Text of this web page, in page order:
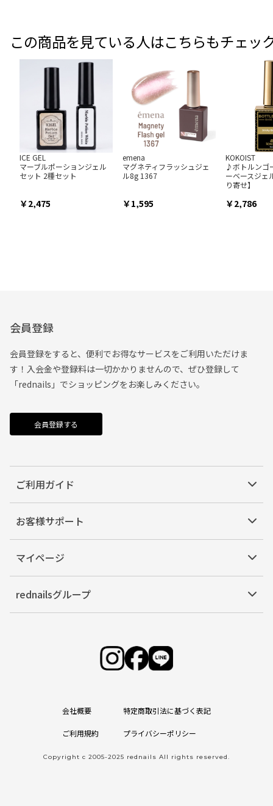
この商品を見ている人はこちらもチェッ
ICE GEL
マーブルポーションジェル
セット 2種セット
2,475
emena
マグネティフラッシュジェ
ル8g 1367
1,595
KOKOIST
♪ボトルンゴ
ーベースジェ
り寄せ】
2,786
会員登録
会員登録をすると、便利でお得なサービスをご利用いただけま
す！入会金や登録料は一切かかりませんので、ぜひ登録して
「rednails」でショッピングをお楽しみください。
会員登録する
ご利用ガイド
お客様サポート
マイページ
rednailsグループ
会社概要 特定商取引法に基づく表記
ご利用規約 プライバシーポリシー
Copyright c 2005-2025 rednails All rights reserved.